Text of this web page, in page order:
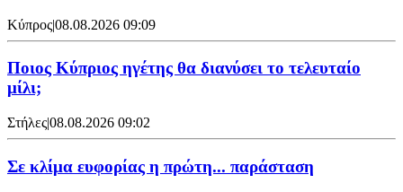
Κύπρος|08.08.2026 09:09
Ποιος Κύπριος ηγέτης θα διανύσει το τελευταίο
μίλι;
Στήλες|08.08.2026 09:02
Σε κλίμα ευφορίας η πρώτη... παράσταση